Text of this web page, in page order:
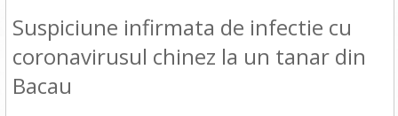
Suspiciune infirmata de infectie cu
coronavirusul chinez la un tanar din
Bacau